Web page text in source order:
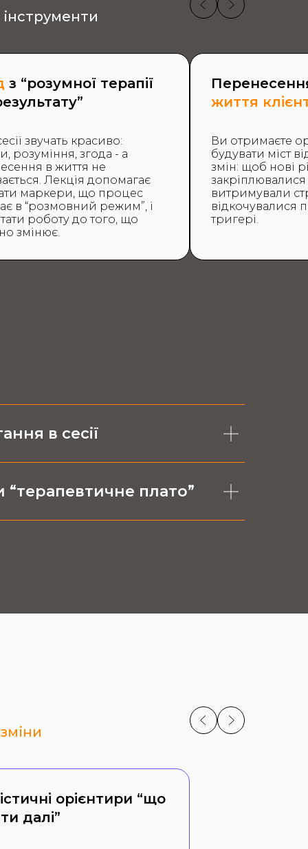
з “розумної терапії
звучать красиво:
розуміння, згода - а
в життя не
Лекція допомагає
маркери, що процес
в “розмовний режим”, і
роботу до того, що
змінює.
життя
Ви отримаєте
будувати міст
змін: щоб нові
закріплювалися
витримували
тригері.
в сесії
плато”
орієнтири “що
далі”